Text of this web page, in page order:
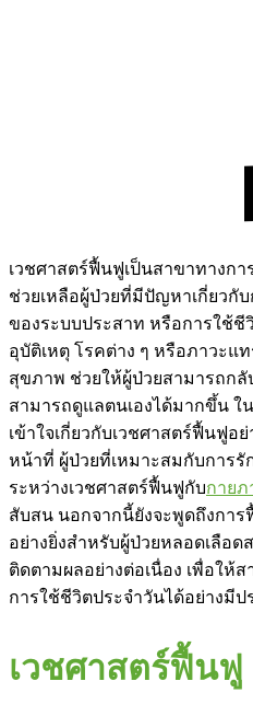
เวชศาสตร์ฟื้นฟูเป็นสาขาทางก
ช่วยเหลือผู้ป่วยที่มีปัญหาเกี่ยวกั
ของระบบประสาท หรือการใช้ชี
อุบัติเหตุ โรคต่าง ๆ หรือภาวะ
สุขภาพ ช่วยให้ผู้ป่วยสามารถก
สามารถดูแลตนเองได้มากขึ้น ใ
เข้าใจเกี่ยวกับเวชศาสตร์ฟื้นฟูอ
หน้าที่ ผู้ป่วยที่เหมาะสมกับการรั
ระหว่างเวชศาสตร์ฟื้นฟูกับกาย
สับสน นอกจากนี้ยังจะพูดถึงกา
อย่างยิ่งสำหรับผู้ป่วยหลอดเลือ
ติดตามผลอย่างต่อเนื่อง เพื่อให้
การใช้ชีวิตประจำวันได้อย่างมี
เวชศาสตร์ฟื้นฟู